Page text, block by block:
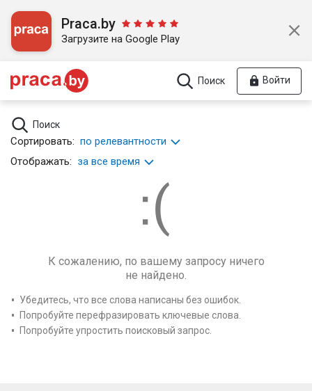
Praca.by
Загрузите на Google Play
Поиск Войти
Поиск
Сортировать: по релевантности
Отображать: за все время
К сожалению, по вашему запросу ничего
не найдено.
Убедитесь, что все слова написаны без ошибок.
Попробуйте перефразировать ключевые слова.
Попробуйте упростить поисковый запрос.